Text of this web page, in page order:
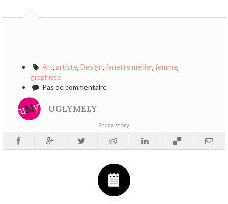
Art, artiste, Design, fanette mellier, femme,
graphiste
Pas de commentaire
UGLYMELY
Share story